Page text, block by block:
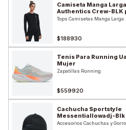
Camiseta Manga Larga
Authentics Crew-BLK
Tops Camisetas Manga Larga
$188930
Tenis Para Running
Mujer
Zapatillas Running
$559920
Cachucha Sportstyle
Messentiallowadj-Blk
Accesorios Cachuchas y